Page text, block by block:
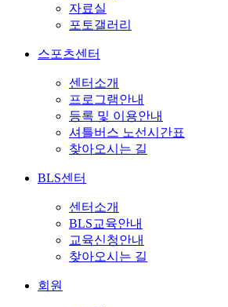
자료실
포토갤러리
스포츠센터
센터소개
프로그램안내
등록 및 이용안내
셔틀버스 노선시간표
찾아오시는 길
BLS센터
센터소개
BLS교육안내
교육신청안내
찾아오시는 길
회원